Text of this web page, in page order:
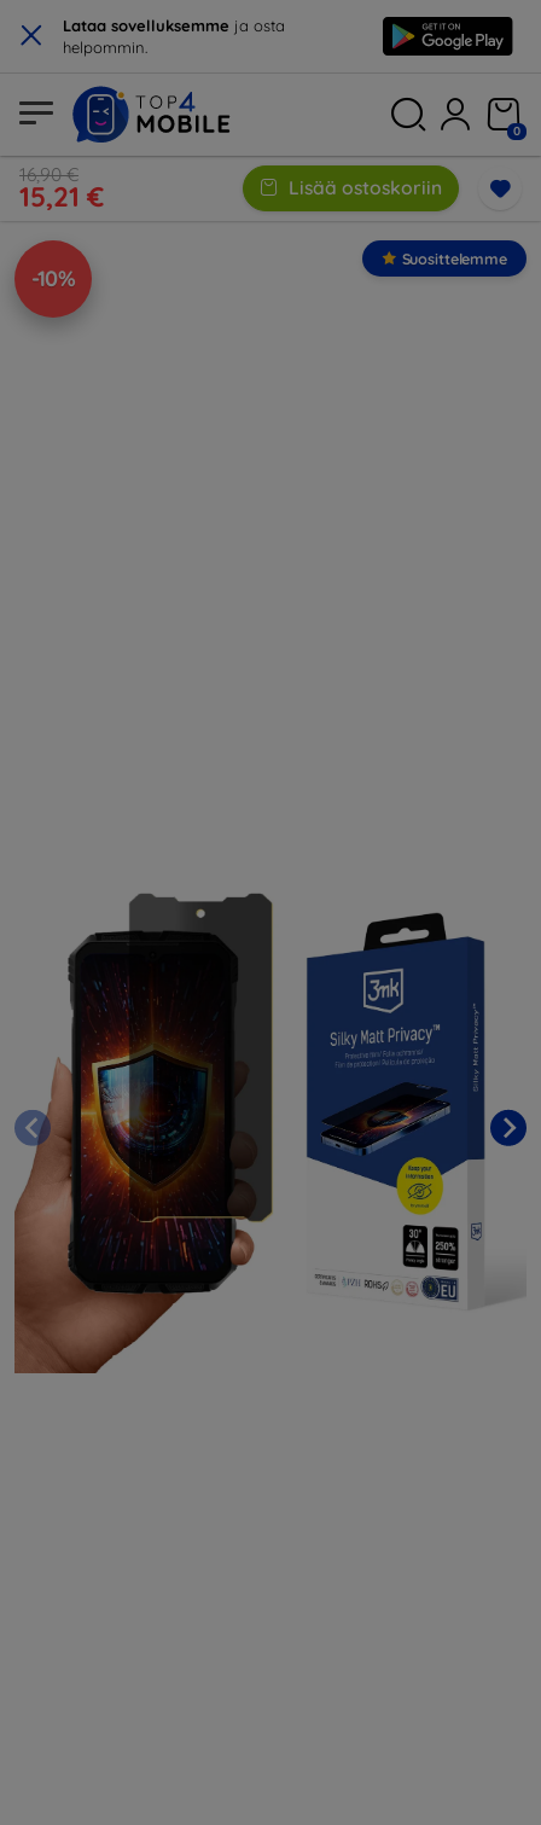
× Lataa sovelluksemme ja osta
helpommin.
0
16,90 €
15,21 € Lisää ostoskoriin
-10%
Suosittelemme